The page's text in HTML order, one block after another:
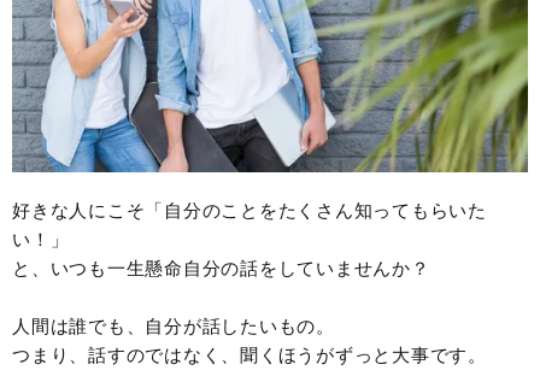
好きな人にこそ「自分のことをたくさん知ってもらいた
い！」
と、いつも一生懸命自分の話をしていませんか？
人間は誰でも、自分が話したいもの。
つまり、話すのではなく、聞くほうがずっと大事です。